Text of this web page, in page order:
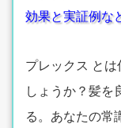
効果と実証例な
プレックス と
しょうか？髪を
る。あなたの常